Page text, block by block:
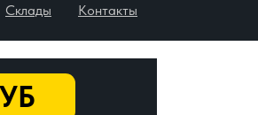
Склады Контакты